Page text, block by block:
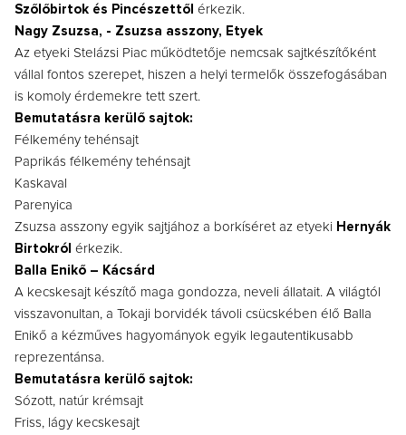
Szőlőbirtok és Pincészettől érkezik.
Nagy Zsuzsa, - Zsuzsa asszony, Etyek
Az etyeki Stelázsi Piac működtetője nemcsak sajtkészítőként
vállal fontos szerepet, hiszen a helyi termelők összefogásában
is komoly érdemekre tett szert.
Bemutatásra kerülő sajtok:
Félkemény tehénsajt
Paprikás félkemény tehénsajt
Kaskaval
Parenyica
Zsuzsa asszony egyik sajtjához a borkíséret az etyeki Hernyák
Birtokról érkezik.
Balla Enikő – Kácsárd
A kecskesajt készítő maga gondozza, neveli állatait. A világtól
visszavonultan, a Tokaji borvidék távoli csücskében élő Balla
Enikő a kézműves hagyományok egyik legautentikusabb
reprezentánsa.
Bemutatásra kerülő sajtok:
Sózott, natúr krémsajt
Friss, lágy kecskesajt